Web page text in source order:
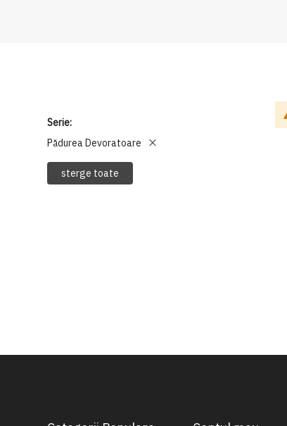
Serie
Pădurea Devoratoare
sterge toate